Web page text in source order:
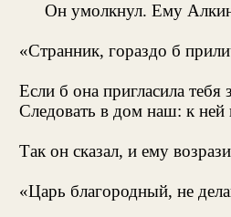
Он умолкнул. Ему
«Странник, гораздо б
Если б она пригласила тебя
Следовать в дом наш: к ней
Так он сказал, и ему
«Царь благородный, не